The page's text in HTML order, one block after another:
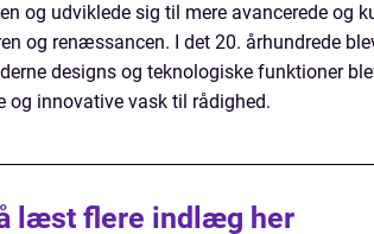
og udviklede sig til mere avancerede og
og renæssancen. I det 20. århundrede
designs og teknologiske funktioner
og innovative vask til rådighed.
læst flere indlæg her